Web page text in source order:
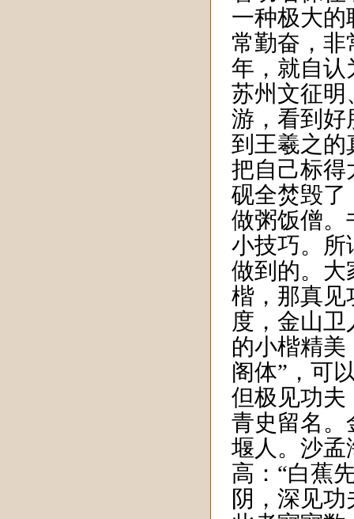
一种极大的
常勤奋，非
年，就自认
苏州文征明
游，看到好
到王羲之的
把自己标得
砚全焚毁了
做粥饭僧。
小技巧。所
做到的。大
楷，那真见
度，金山卫
的小楷精美
阁体”，可
但极见功夫
青史留名。
堰人。沙孟
高：“白蕉
阴，深见